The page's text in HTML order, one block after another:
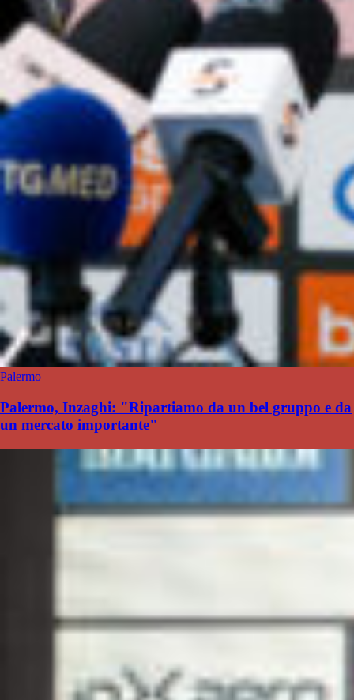
Palermo
Palermo, Inzaghi: "Ripartiamo da un bel gruppo e da
un mercato importante"